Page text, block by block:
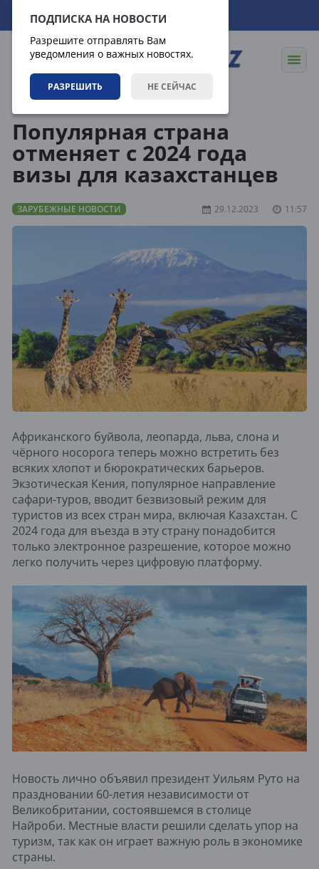
ПОДПИСКА НА НОВОСТИ
Разрешите отправлять Вам
уведомления о важных новостях.
РАЗРЕШИТЬ НЕ СЕЙЧАС
09.08.2026 19:30:54
Популярная страна
отменяет с 2024 года
визы для казахстанцев
ЗАРУБЕЖНЫЕ НОВОСТИ 29.12.2023 11:57
Африканского буйвола, леопарда, льва, слона и
чёрного носорога теперь можно встретить без
всяких хлопот и бюрократических барьеров.
Экзотическая Кения, популярное направление
сафари-туров, вводит безвизовый режим для
туристов из всех стран мира, включая Казахстан. С
2024 года для въезда в эту страну понадобится
только электронное разрешение, которое можно
легко получить через цифровую платформу.
Новость лично объявил президент Уильям Руто на
праздновании 60-летия независимости от
Великобритании, состоявшемся в столице
Найроби. Местные власти решили сделать упор на
туризм, так как он играет важную роль в экономике
страны.